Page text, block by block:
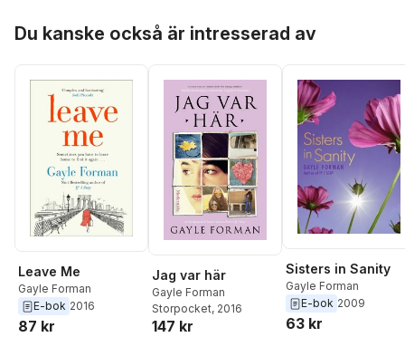
Du kanske också är intresserad av
Leave Me
Gayle Forman
E-bok 2016
87 kr
Jag var här
Gayle Forman
Storpocket, 2016
147 kr
Sisters in Sanity
Gayle Forman
E-bok 2009
63 kr